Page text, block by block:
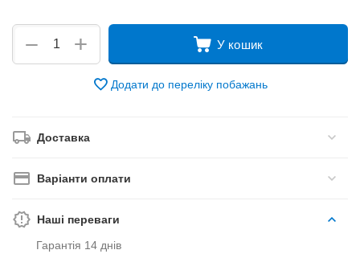
+
− У кошик
Додати до переліку побажань
Доставка
Варіанти оплати
Наші переваги
Гарантія 14 днів